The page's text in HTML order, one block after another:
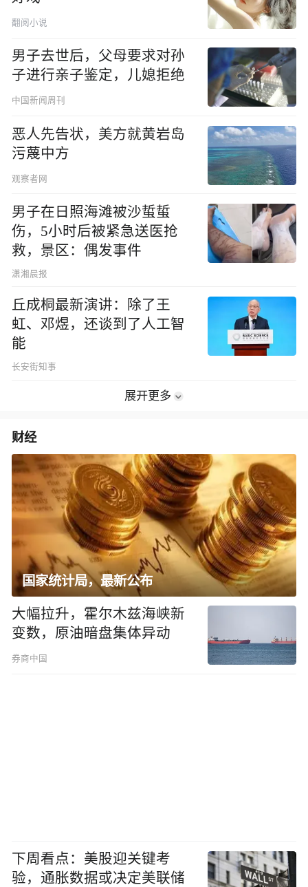
翻阅小说
男子去世后，父母要求对孙
子进行亲子鉴定，儿媳拒绝
中国新闻周刊
恶人先告状，美方就黄岩岛
污蔑中方
观察者网
男子在日照海滩被沙蜇蜇
伤，5小时后被紧急送医抢
救，景区：偶发事件
潇湘晨报
丘成桐最新演讲：除了王
虹、邓煜，还谈到了人工智
能
长安街知事
展开更多
财经
国家统计局，最新公布
大幅拉升，霍尔木兹海峡新
变数，原油暗盘集体异动
券商中国
下周看点：美股迎关键考
验，通胀数据或决定美联储